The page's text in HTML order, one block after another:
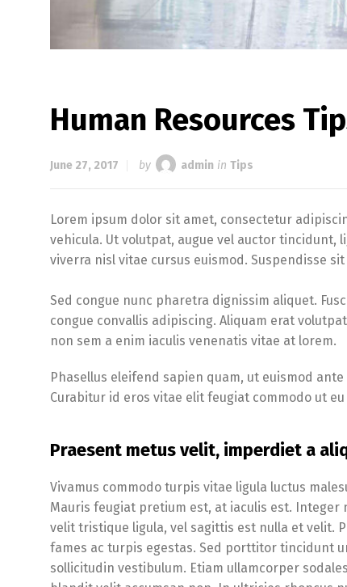
Human Resources
June 27, 2017 by admin in Tips
Lorem ipsum dolor sit amet, consectetur
vehicula. Ut volutpat, augue vel auctor tincidunt,
viverra nisl vitae cursus euismod. Suspendisse
Sed congue nunc pharetra dignissim aliquet.
congue convallis adipiscing. Aliquam erat
non sem a enim iaculis venenatis vitae at lorem.
Phasellus eleifend sapien quam, ut euismod
Curabitur id eros vitae elit feugiat commodo ut
Praesent metus velit, imperdiet a
Vivamus commodo turpis vitae ligula luctus
Mauris feugiat pretium est, at iaculis est.
velit tristique ligula, vel sagittis est nulla et velit.
fames ac turpis egestas. Sed porttitor tincidunt
sollicitudin vestibulum. Etiam ullamcorper